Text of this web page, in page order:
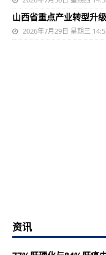
山西省重点产业转型升
2026年7月29日 星期三
资讯